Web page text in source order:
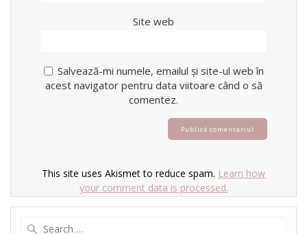
Site web
Salvează-mi numele, emailul și site-ul web în
acest navigator pentru data viitoare când o să
comentez.
This site uses Akismet to reduce spam. Learn how
your comment data is processed.